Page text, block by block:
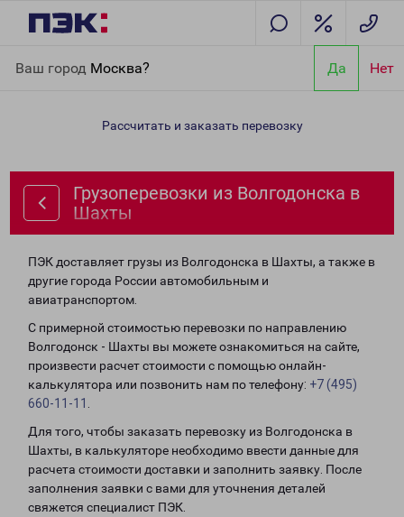
Ваш город Москва? Да Нет
Шахты
Рассчитать и заказать перевозку
Грузоперевозки из Волгодонска в
Шахты
ПЭК доставляет грузы из Волгодонска в Шахты, а также в
другие города России автомобильным и
авиатранспортом.
С примерной стоимостью перевозки по направлению
Волгодонск - Шахты вы можете ознакомиться на сайте,
произвести расчет стоимости с помощью онлайн-
калькулятора или позвонить нам по телефону: +7 (495)
660-11-11
Для того, чтобы заказать перевозку из Волгодонска в
Шахты, в калькуляторе необходимо ввести данные для
расчета стоимости доставки и заполнить заявку. После
заполнения заявки с вами для уточнения деталей
свяжется специалист ПЭК.